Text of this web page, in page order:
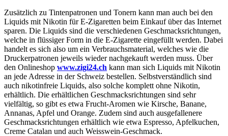
Zusätzlich zu Tintenpatronen und Tonern kann man auch bei den
Liquids mit Nikotin für E-Zigaretten beim Einkauf über das Internet
sparen. Die Liquids sind die verschiedenen Geschmacksrichtungen,
welche in flüssiger Form in die E-Zigarette eingefüllt werden. Dabei
handelt es sich also um ein Verbrauchsmaterial, welches wie die
Druckerpatronen jeweils wieder nachgekauft werden muss. Über
den Onlineshop www.zigi24.ch kann man sich Liquids mit Nikotin
an jede Adresse in der Schweiz bestellen. Selbstverständlich sind
auch nikotinfreie Liquids, also solche komplett ohne Nikotin,
erhältlich. Die erhältlichen Geschmacksrichtungen sind sehr
vielfältig, so gibt es etwa Frucht-Aromen wie Kirsche, Banane,
Annanas, Apfel und Orange. Zudem sind auch ausgefallenere
Geschmacksrichtungen erhältlich wie etwa Espresso, Apfelkuchen,
Creme Catalan und auch Weisswein-Geschmack.